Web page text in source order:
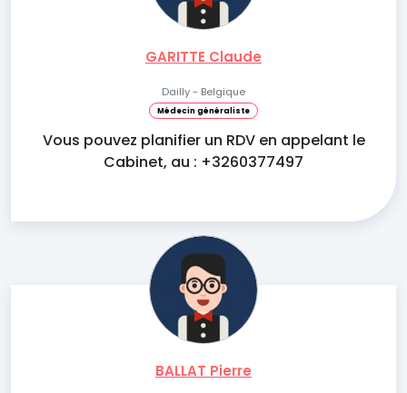
GARITTE Claude
Dailly - Belgique
Médecin généraliste
Vous pouvez planifier un RDV en appelant le
Cabinet, au : +3260377497
BALLAT Pierre